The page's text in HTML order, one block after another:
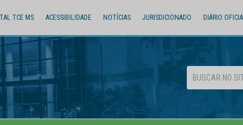
TCE MS ACESSIBILIDADE NOTÍCIAS JURISDICIONADO DIÁRIO